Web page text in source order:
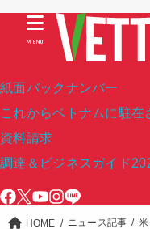
紙面バックナンバー
これからベトナムに駐在
資料請求
調達＆ビジネスガイド
MENU
HOME ニュース記事